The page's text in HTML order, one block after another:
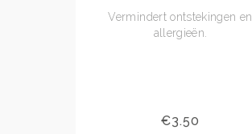
Vermindert ontstekingen en
allergieën.
€3.50